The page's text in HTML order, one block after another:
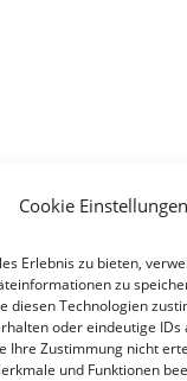
Cookie Einstellungen
Erlebnis zu bieten,
zu
diesen Technologien
oder eindeutige IDs
Ihre Zustimmung nicht
und Funktionen